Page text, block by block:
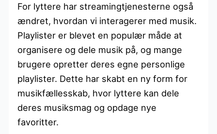
For lyttere har streamingtjenesterne også
ændret, hvordan vi interagerer med musik.
Playlister er blevet en populær måde at
organisere og dele musik på, og mange
brugere opretter deres egne personlige
playlister. Dette har skabt en ny form for
musikfællesskab, hvor lyttere kan dele
deres musiksmag og opdage nye
favoritter.